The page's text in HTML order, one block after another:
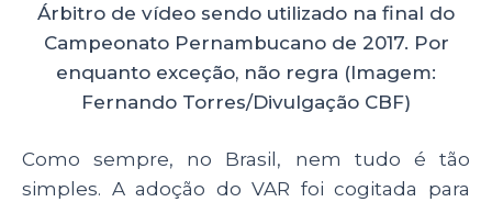
Árbitro de vídeo sendo utilizado na final do
Campeonato Pernambucano de 2017. Por
enquanto exceção, não regra (Imagem:
Fernando Torres/Divulgação CBF)
Como sempre, no Brasil, nem tudo é tão
simples. A adoção do VAR foi cogitada para